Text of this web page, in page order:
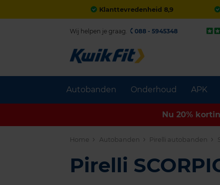
Klanttevredenheid 8,9
Autobanden Onderhoud APK
Wij helpen je graag. 088 - 5945348
Nu 20%
Home Autobanden Pirelli autobanden
Pirelli